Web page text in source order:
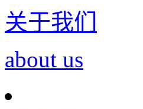
关于我们
about us